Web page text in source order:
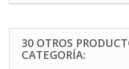
30 OTROS
CATEGORÍA: